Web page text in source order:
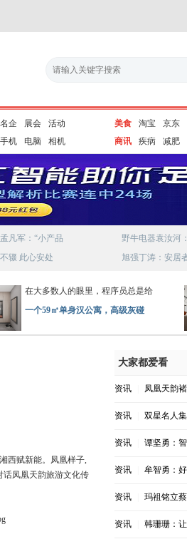
名企 展会
活动
手机 电脑 相机
美食 淘宝 京东
商讯
疾病 减肥
凡军：“小产品
辍 此心安处
野牛电器袁汝河
旭强丁涛：安居
在大多数人的眼里，程序员总是给
一个59㎡单身汉公寓，高级灰碰
西赋新能。凤凰样子,
话凤凰天韵旅游文化传
大家都爱看
资讯 凤凰天韵
资讯 双星名人
资讯 谭坚勇：
资讯 牟智勇：
资讯 玛祖铭立
资讯 韩珊珊：